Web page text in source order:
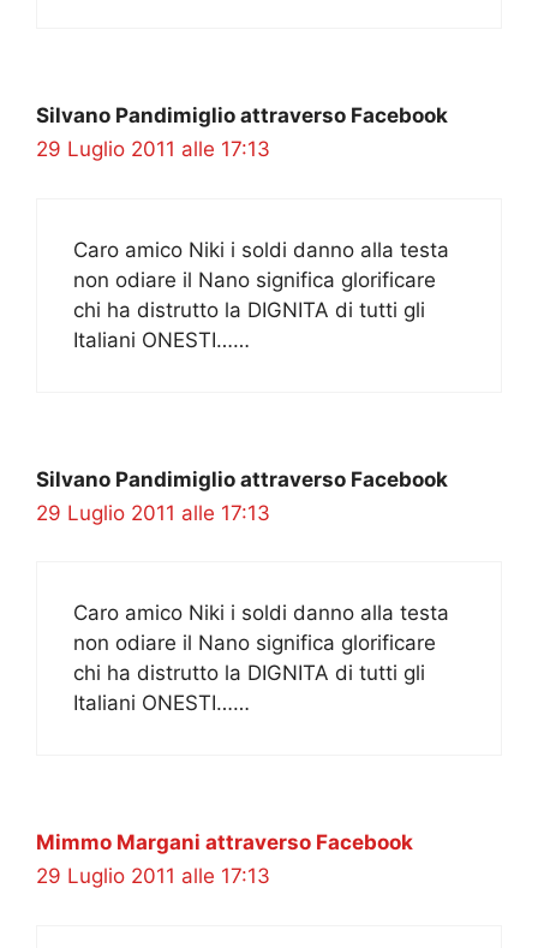
Silvano Pandimiglio attraverso Facebook
29 Luglio 2011 alle 17:13
Caro amico Niki i soldi danno alla testa
non odiare il Nano significa glorificare
chi ha distrutto la DIGNITA di tutti gli
Italiani ONESTI……
Silvano Pandimiglio attraverso Facebook
29 Luglio 2011 alle 17:13
Caro amico Niki i soldi danno alla testa
non odiare il Nano significa glorificare
chi ha distrutto la DIGNITA di tutti gli
Italiani ONESTI……
Mimmo Margani attraverso Facebook
29 Luglio 2011 alle 17:13